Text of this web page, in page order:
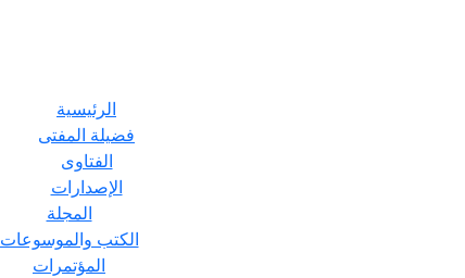
الرئيسية
فضيلة المفتى
الفتاوى
الإصدارات
المجلة
الكتب والموسوعات
المؤتمرات